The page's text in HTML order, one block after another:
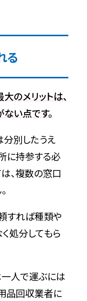
る
のメリットは、
い点です。
別したうえ
に持参する必
、複数の窓口
すれば種類や
処分してもら
一人で運ぶには
品回収業者に